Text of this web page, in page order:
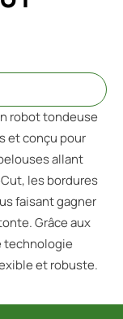
robot tondeuse
et conçu pour
allant
les bordures
faisant gagner
Grâce aux
technologie
et robuste.